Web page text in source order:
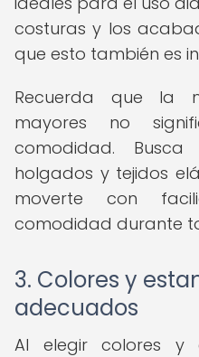
costuras y los
que esto también es
Recuerda que la
mayores no
comodidad.
holgados y tejidos
moverte con
comodidad durante
3. Colores y
adecuados
Al elegir colores y